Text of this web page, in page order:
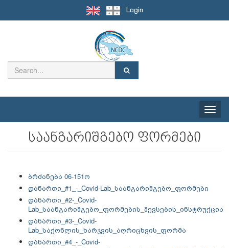
Login
Toggle
საანგარიშგებო ფორმები
ბრძანება 06-151ო
დანართი_#1_-_Covid-Lab_საანგარიშგებო_ფორმები
დანართი_#2-_Covid-
Lab_საანგარიშგებო_ფორმების_შევსების_ინსტრუქცია
დანართი_#3-_Covid-
Lab_საქონლის_ხარჯვის_აღრიცხვის_ფორმა
დანართი_#4_-_Covid-